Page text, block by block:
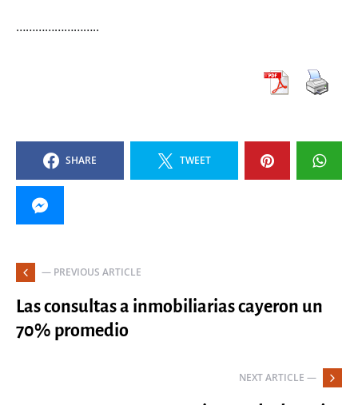
……………………..
SHARE TWEET
— PREVIOUS ARTICLE
Las consultas a inmobiliarias cayeron un
70% promedio
NEXT ARTICLE —